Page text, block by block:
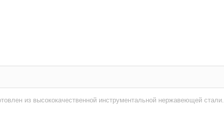
из высококачественной инструментальной нержавеющей стали.